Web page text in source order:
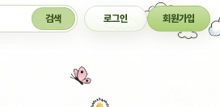
검색 로그인 회원가입